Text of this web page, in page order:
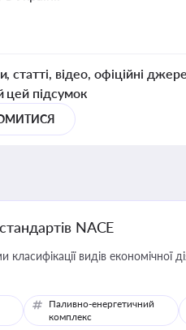
відео, офіційні
цей підсумок
NACE
видів економічної
Паливно-енергетичний
комплекс